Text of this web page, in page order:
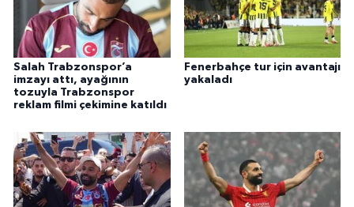
Salah Trabzonspor’a
imzayı attı, ayağının
tozuyla Trabzonspor
reklam filmi çekimine katıldı
Fenerbahçe tur için avantajı
yakaladı